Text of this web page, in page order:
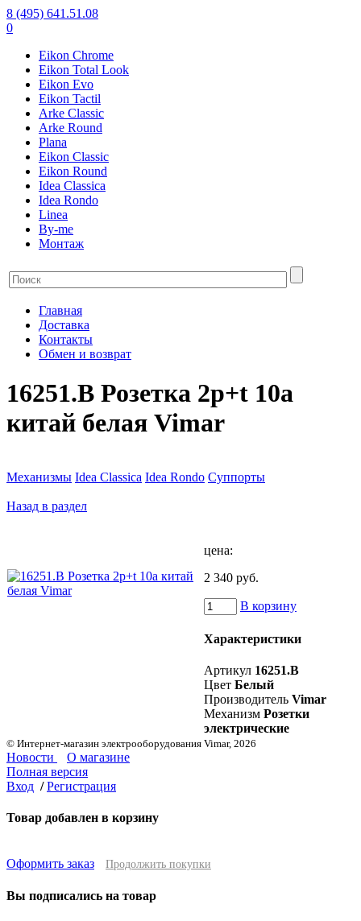
8 (495) 641.51.08
0
Eikon Chrome
Eikon Total Look
Eikon Evo
Eikon Tactil
Arke Classic
Arke Round
Plana
Eikon Classic
Eikon Round
Idea Classica
Idea Rondo
Linea
By-me
Монтаж
Главная
Доставка
Контакты
Обмен и возврат
16251.B Розетка 2p+t 10a
китай белая Vimar
Механизмы Idea Classica Idea Rondo Суппорты
Назад в раздел
цена:
2 340 руб.
В корзину
Характеристики
Артикул 16251.B
Цвет Белый
Производитель Vimar
Механизм Розетки
электрические
© Интернет-магазин электрооборудования Vimar, 2026
Новости
О магазине
Полная версия
Вход / Регистрация
Товар добавлен в корзину
Оформить заказ Продолжить покупки
Вы подписались на товар